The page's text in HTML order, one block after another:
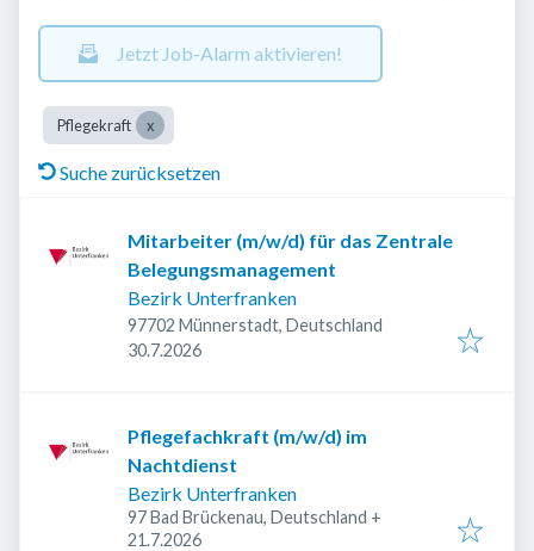
Jetzt Job-Alarm aktivieren!
Pflegekraft
Suche zurücksetzen
Mitarbeiter (m/w/d) für das Zentrale
Belegungsmanagement
Bezirk Unterfranken
97702 Münnerstadt, Deutschland
Veröffentlicht
30.7.2026
Pflegefachkraft (m/w/d) im
Nachtdienst
Bezirk Unterfranken
97 Bad Brückenau, Deutschland +
Veröffentlicht
21.7.2026